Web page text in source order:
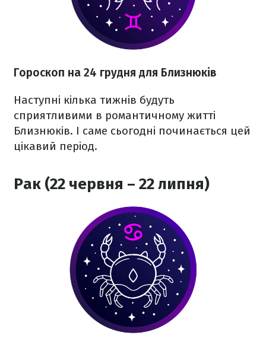
Гороскоп на 24 грудня для Близнюків
Наступні кілька тижнів будуть
сприятливими в романтичному житті
Близнюків. І саме сьогодні починається цей
цікавий період.
Рак (22 червня – 22 липня)